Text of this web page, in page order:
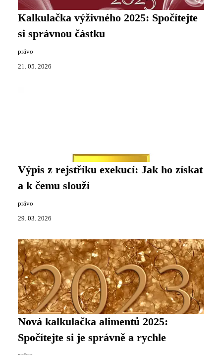
Kalkulačka výživného 2025: Spočítejte
si správnou částku
právo
21. 05. 2026
Výpis z rejstříku exekucí: Jak ho získat
a k čemu slouží
právo
29. 03. 2026
Nová kalkulačka alimentů 2025:
Spočítejte si je správně a rychle